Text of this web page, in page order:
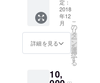
心に増
えるこ
とを願
い発信
ます。
もが心
の中に
鬼がい
るもの
私が描
く鬼は
ルさ。
セージ
とユー
モラス
な鬼の
感を呼
びTV・
りあげ
世界を
更に楽
しめま
す。 お
申込み
後、事
ル着物
メッ
セージ
です。
しの武
Shinob
u ◎生
和47年4
みか 山
のポス
トカー
ド+ふく
の骨せ
んべい
こちら
はお手
くまで
どんな
定：
2018
年12
月
詳細を見る
こ
の
リ
タ
ー
ン
を
選
択
す
る
10,